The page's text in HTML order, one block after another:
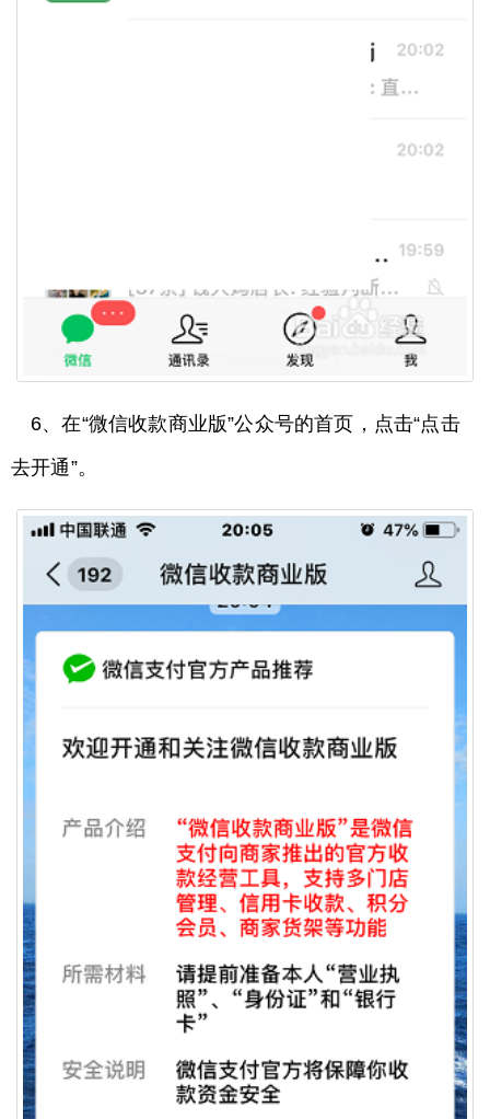
6、在“微信收款商业版”公众号的首页，点击“点击
去开通”。